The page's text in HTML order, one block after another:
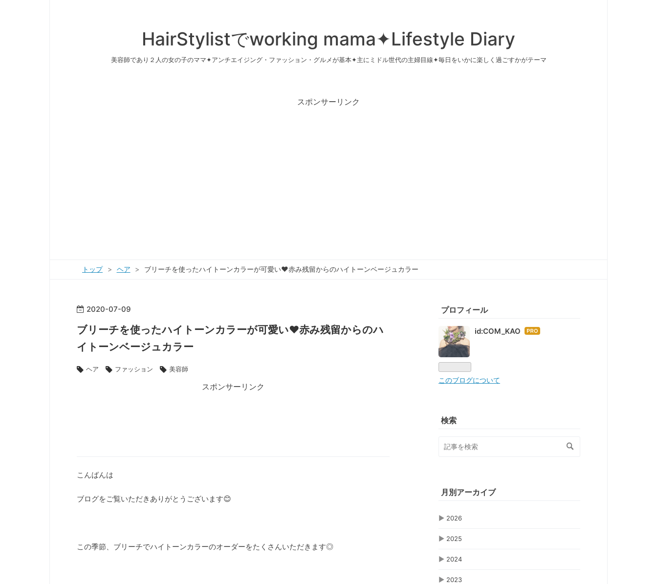
HairStylistでworking mama✦Lifestyle Diary
美容師であり２人の女の子のママ✦アンチエイジング・ファッション・グルメが基本✦主にミドル世代の主婦目線✦毎日をいかに楽しく過ごすかがテーマ
スポンサーリンク
トップ > ヘア > ブリーチを使ったハイトーンカラーが可愛い❤︎赤み残留からのハイトーンベージュカラー
2020-07-09
ブリーチを使ったハイトーンカラーが可愛い❤︎赤み残留からのハ
イトーンベージュカラー
ヘア ファッション 美容師
スポンサーリンク
こんばんは
ブログをご覧いただきありがとうございます😊
この季節、ブリーチでハイトーンカラーのオーダーをたくさんいただきます◎
プロフィール
id:COM_KAO はて
このブログについて
検索
月別アーカイブ
▶ 2026
▶ 2025
▶ 2024
▶ 2023